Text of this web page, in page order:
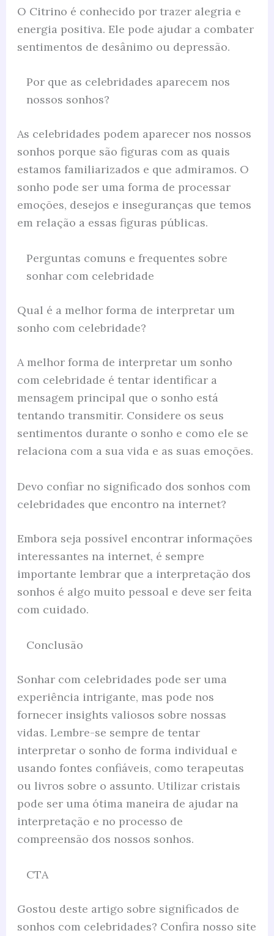
O Citrino é conhecido por trazer alegria e
energia positiva. Ele pode ajudar a combater
sentimentos de desânimo ou depressão.
Por que as celebridades aparecem nos
nossos sonhos?
As celebridades podem aparecer nos nossos
sonhos porque são figuras com as quais
estamos familiarizados e que admiramos. O
sonho pode ser uma forma de processar
emoções, desejos e inseguranças que temos
em relação a essas figuras públicas.
Perguntas comuns e frequentes sobre
sonhar com celebridade
Qual é a melhor forma de interpretar um
sonho com celebridade?
A melhor forma de interpretar um sonho
com celebridade é tentar identificar a
mensagem principal que o sonho está
tentando transmitir. Considere os seus
sentimentos durante o sonho e como ele se
relaciona com a sua vida e as suas emoções.
Devo confiar no significado dos sonhos com
celebridades que encontro na internet?
Embora seja possível encontrar informações
interessantes na internet, é sempre
importante lembrar que a interpretação dos
sonhos é algo muito pessoal e deve ser feita
com cuidado.
Conclusão
Sonhar com celebridades pode ser uma
experiência intrigante, mas pode nos
fornecer insights valiosos sobre nossas
vidas. Lembre-se sempre de tentar
interpretar o sonho de forma individual e
usando fontes confiáveis, como terapeutas
ou livros sobre o assunto. Utilizar cristais
pode ser uma ótima maneira de ajudar na
interpretação e no processo de
compreensão dos nossos sonhos.
CTA
Gostou deste artigo sobre significados de
sonhos com celebridades? Confira nosso site